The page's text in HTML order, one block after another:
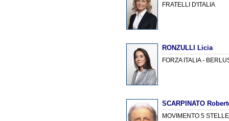
FRATELLI D'ITALIA
RONZULLI Licia
FORZA ITALIA -
SCARPINATO
MOVIMENTO 5 STELLE